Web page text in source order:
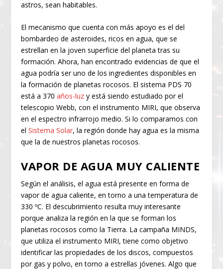
astros, sean habitables.
El mecanismo que cuenta con más apoyo es el del
bombardeo de asteroides, ricos en agua, que se
estrellan en la joven superficie del planeta tras su
formación. Ahora, han encontrado evidencias de que el
agua podría ser uno de los ingredientes disponibles en
la formación de planetas rocosos. El sistema PDS 70
está a 370años-luz y está siendo estudiado por el
telescopio Webb, con el instrumento MIRI, que observa
en el espectro infrarrojo medio. Si lo comparamos con
elSistema Solar, la región donde hay agua es la misma
que la de nuestros planetas rocosos.
VAPOR DE AGUA MUY CALIENTE
Según el análisis, el agua está presente en forma de
vapor de agua caliente, en torno a una temperatura de
330 ºC. El descubrimiento resulta muy interesante
porque analiza la región en la que se forman los
planetas rocosos como la Tierra. La campaña MINDS,
que utiliza el instrumento MIRI, tiene como objetivo
identificar las propiedades de los discos, compuestos
por gas y polvo, en torno a estrellas jóvenes. Algo que